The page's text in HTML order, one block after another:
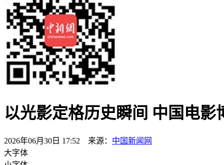
以光影定格历史瞬间 中国电影
2026年06月30日 17:52 来源： 中国新闻网
大字体